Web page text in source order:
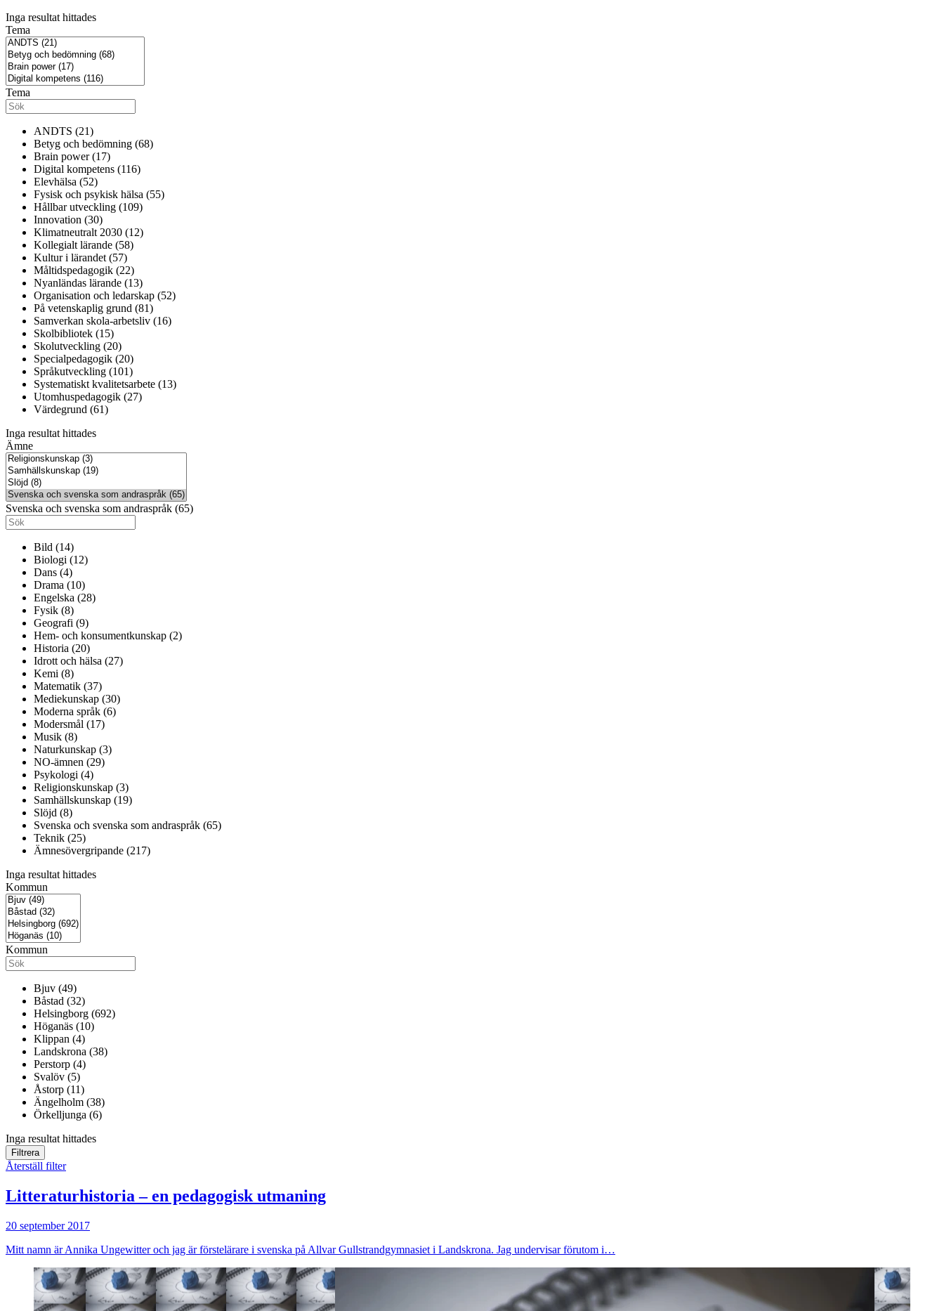
Inga resultat hittades
Tema
Tema
ANDTS (21)
Betyg och bedömning (68)
Brain power (17)
Digital kompetens (116)
Elevhälsa (52)
Fysisk och psykisk hälsa (55)
Hållbar utveckling (109)
Innovation (30)
Klimatneutralt 2030 (12)
Kollegialt lärande (58)
Kultur i lärandet (57)
Måltidspedagogik (22)
Nyanländas lärande (13)
Organisation och ledarskap (52)
På vetenskaplig grund (81)
Samverkan skola-arbetsliv (16)
Skolbibliotek (15)
Skolutveckling (20)
Specialpedagogik (20)
Språkutveckling (101)
Systematiskt kvalitetsarbete (13)
Utomhuspedagogik (27)
Värdegrund (61)
Inga resultat hittades
Ämne
Svenska och svenska som andraspråk (65)
Bild (14)
Biologi (12)
Dans (4)
Drama (10)
Engelska (28)
Fysik (8)
Geografi (9)
Hem- och konsumentkunskap (2)
Historia (20)
Idrott och hälsa (27)
Kemi (8)
Matematik (37)
Mediekunskap (30)
Moderna språk (6)
Modersmål (17)
Musik (8)
Naturkunskap (3)
NO-ämnen (29)
Psykologi (4)
Religionskunskap (3)
Samhällskunskap (19)
Slöjd (8)
Svenska och svenska som andraspråk (65)
Teknik (25)
Ämnesövergripande (217)
Inga resultat hittades
Kommun
Kommun
Bjuv (49)
Båstad (32)
Helsingborg (692)
Höganäs (10)
Klippan (4)
Landskrona (38)
Perstorp (4)
Svalöv (5)
Åstorp (11)
Ängelholm (38)
Örkelljunga (6)
Inga resultat hittades
Filtrera
Återställ filter
Litteraturhistoria – en pedagogisk utmaning
20 september 2017
Mitt namn är Annika Ungewitter och jag är förstelärare i svenska på Allvar Gullstrandgymnasiet i Landskrona. Jag undervisar förutom i…